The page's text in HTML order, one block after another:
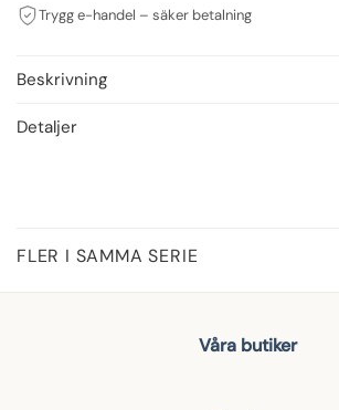
Trygg e-handel – säker betalning
Beskrivning
Detaljer
FLER I SAMMA SERIE
Våra butiker